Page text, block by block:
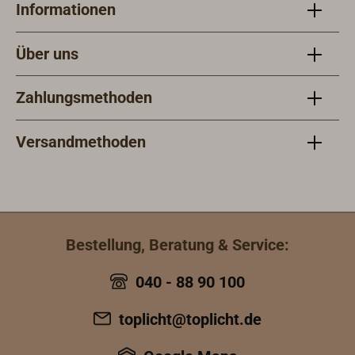
Informationen
Über uns
Zahlungsmethoden
Versandmethoden
Bestellung, Beratung & Service:
040 - 88 90 100
toplicht@toplicht.de